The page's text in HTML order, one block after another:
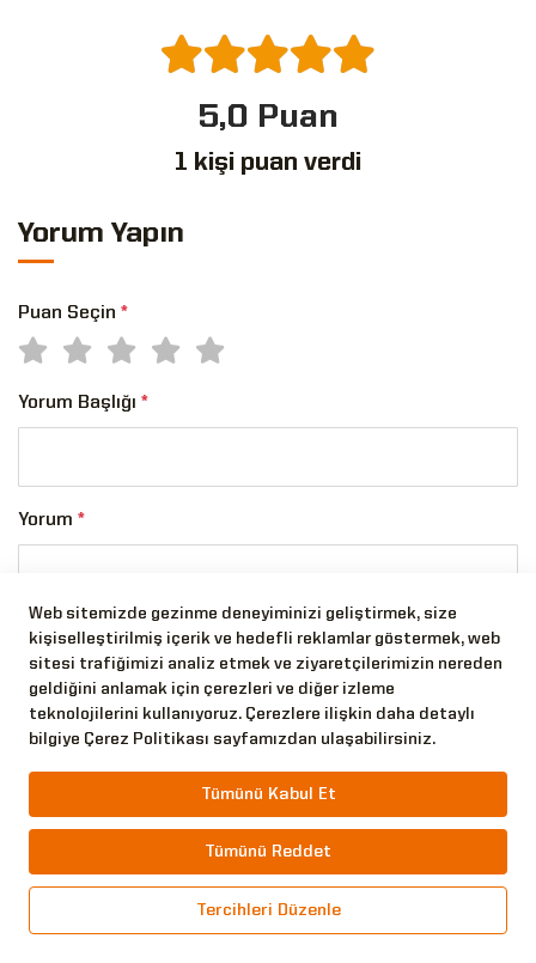
Web sitemizde gezinme deneyiminizi geliştirmek, size
kişiselleştirilmiş içerik ve hedefli reklamlar göstermek, web
sitesi trafiğimizi analiz etmek ve ziyaretçilerimizin nereden
geldiğini anlamak için çerezleri ve diğer izleme
teknolojilerini kullanıyoruz. Çerezlere ilişkin daha detaylı
bilgiye Çerez Politikası sayfamızdan ulaşabilirsiniz.
Tümünü Kabul Et
Tümünü Reddet
Tercihleri Düzenle
5,0 Puan
1 kişi puan verdi
Yorum Yapın
Puan Seçin *
Yorum Başlığı *
Yorum *
750 karakter kaldı.
GÖNDER
Yorumlar